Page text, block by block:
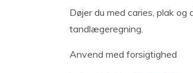
Døjer du med caries, plak
tandlægeregning.
Anvend med forsigtighed